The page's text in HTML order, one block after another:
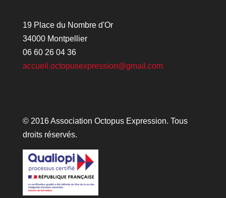
19 Place du Nombre d'Or
34000 Montpellier
06 60 26 04 36
accueil.octopusexpression@gmail.com
© 2016 Association Octopus Expression. Tous
droits réservés.